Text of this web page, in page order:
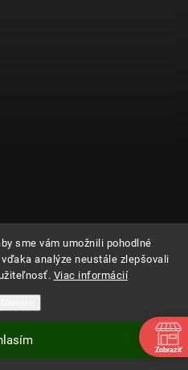
sme vám umožnili pohodlné
analýze neustále zlepšovali
Viac informácií
Shoptet
. Všetky práva vyhradené.
a nakódoval
Zobraziť